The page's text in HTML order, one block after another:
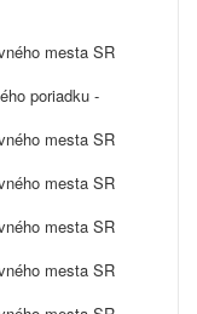
mesta SR
poriadku -
mesta SR
mesta SR
mesta SR
mesta SR